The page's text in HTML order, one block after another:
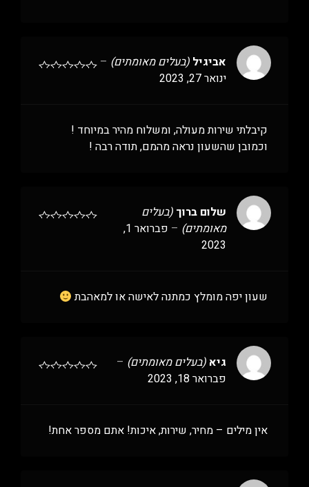
אביגיל (בעלים מאומתים) –
ינואר 27, 2023
קיבלתי שירות מעולה, ומשלוח מהיר במיוחד !
וכמובן שהשעון נראה מהמם, תודה רבה !
שלום ברוך (בעלים
מאומתים) –
פברואר 1,
2023
שעון יפה מומלץ כמתנה לאישה או למאהבת
גיא(בעלים מאומתים) –
פברואר 18, 2023
אין מילים – מחיר, שירות, איכות! אתם מספר אחת!